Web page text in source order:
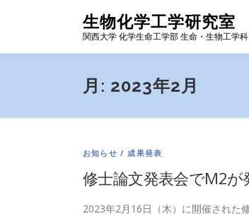
ン
キ
生物化学工学研究室
関西大学 化学生命工学部 生命・生物工学科
月: 2023年2月
お知らせ /成果発表
修士論文発表会でM2が
2023年2月16日（木）に開催された